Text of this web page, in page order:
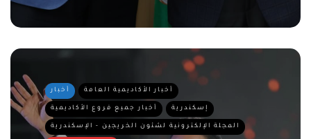
أخبار أخبار الأكاديمية العامة
أخبار جميع فروع الأكاديمية إسكندرية
المجلة الإلكترونية لشئون الخريجين - الإسكندرية